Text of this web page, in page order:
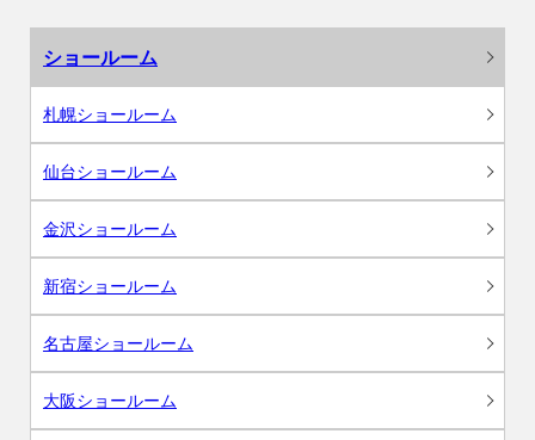
ショールーム
札幌ショールーム
仙台ショールーム
金沢ショールーム
新宿ショールーム
名古屋ショールーム
大阪ショールーム